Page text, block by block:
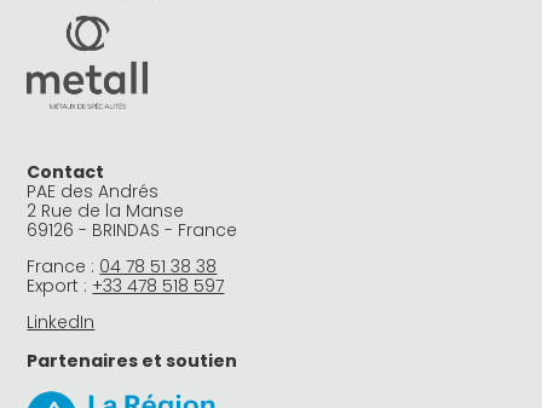
Contact
PAE des Andrés
2 Rue de la Manse
69126 - BRINDAS - France
France : 04 78 51 38 38
Export : +33 478 518 597
LinkedIn
Partenaires et soutien